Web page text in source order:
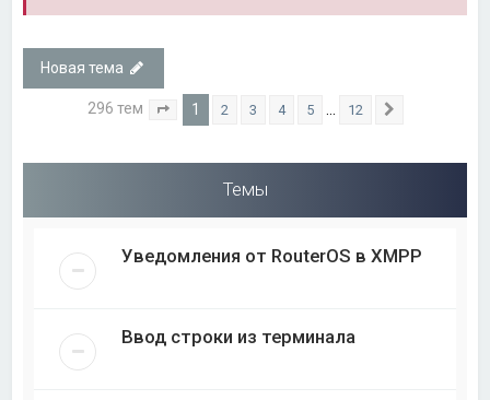
Новая тема
296 тем Страница из 12
1 2 3 4 5 12
Темы
Уведомления от RouterOS в XMPP
Ввод строки из терминала